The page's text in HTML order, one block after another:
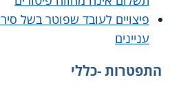
פיצויים לעובד שפוטר בשל
עניינים
התפטרות -כללי